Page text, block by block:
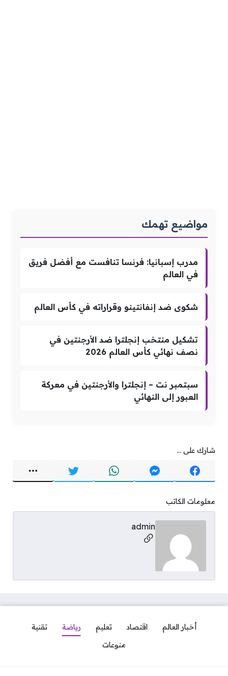
مواضيع تهمك
مدرب إسبانيا: فرنسا تنافست مع أفضل فريق
في العالم
شكوى ضد إنفانتينو وقراراته في كأس العالم
تشكيل منتخب إنجلترا ضد الأرجنتين في
نصف نهائي كأس العالم 2026
سبتمبر نت – إنجلترا والأرجنتين في معركة
العبور إلى النهائي
شارك على ...
معلومات الكاتب
admin
مواقع التواصل
أخبار العالم اقتصاد تعليم رياضة
تقنية
منوعات